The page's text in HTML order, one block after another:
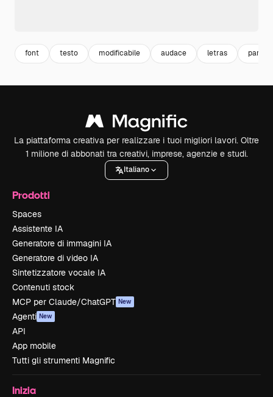
font testo modificabile audace letras parola
La piattaforma creativa per realizzare i tuoi migliori lavori. Oltre
1 milione di abbonati tra creativi, imprese, agenzie e studi.
Italiano
Prodotti
Spaces
Assistente IA
Generatore di immagini IA
Generatore di video IA
Sintetizzatore vocale IA
Contenuti stock
MCP per Claude/ChatGPT New
Agenti New
API
App mobile
Tutti gli strumenti Magnific
Inizia